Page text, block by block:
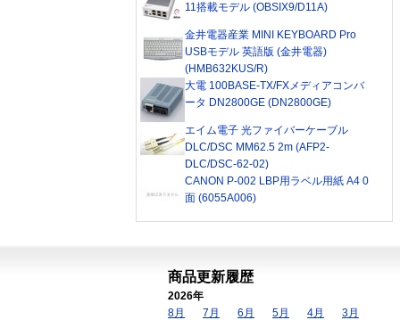
11搭載モデル (OBSIX9/D11A)
金井電器産業 MINI KEYBOARD Pro
USBモデル 英語版 (金井電器)
(HMB632KUS/R)
大電 100BASE-TX/FXメディアコンバ
ータ DN2800GE (DN2800GE)
エイム電子 光ファイバーケーブル
DLC/DSC MM62.5 2m (AFP2-
DLC/DSC-62-02)
CANON P-002 LBP用ラベル用紙 A4 0
面 (6055A006)
商品更新履歴
2026年
8月
7月 6月 5月 4月
3月